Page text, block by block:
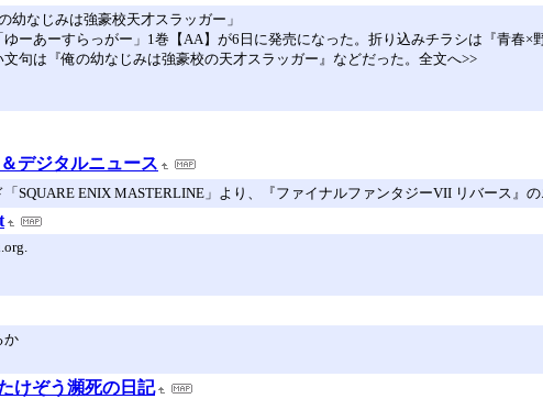
なじみは強豪校天才スラッガー」
ーあーすらっがー」1巻【AA】が6日に発売になった。折り込みチラシは『青春
句は『俺の幼なじみは強豪校の天才スラッガー』などだった。全文へ>>
デジタルニュース
SQUARE ENIX MASTERLINE」より、『ファイナルファンタジーVII リバース』
か
けぞう瀕死の日記